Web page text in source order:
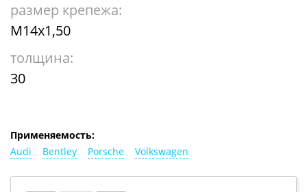
размер крепежа:
М14х1,50
толщина:
30
Применяемость:
Audi
Bentley Porsche Volkswagen